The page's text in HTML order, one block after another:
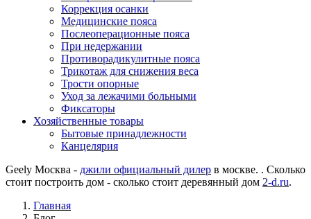
Коррекция осанки
Медицинские пояса
Послеоперационные пояса
При недержании
Противорадикулитные пояса
Трикотаж для снижения веса
Трости опорные
Уход за лежачими больными
Фиксаторы
Хозяйственные товары
Бытовые принадлежности
Канцелярия
Geely Москва - джили официальный дилер в москве. . Сколько
стоит построить дом - сколько стоит деревянный дом 2-d.ru.
Главная